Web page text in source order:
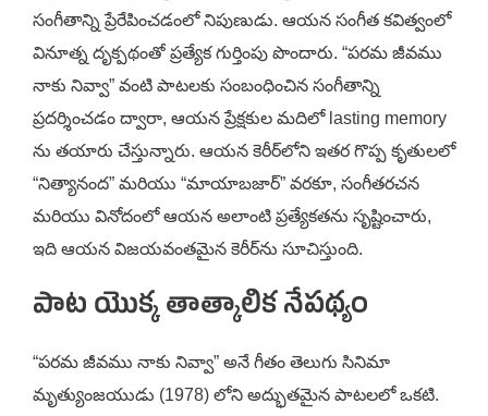
సంగీతాన్ని ప్రేరేపించడంలో నిపుణుడు. ఆయన సంగీత కవిత్వంలో
వినూత్న దృక్పథంతో ప్రత్యేక గుర్తింపు పొందారు. “పరమ జీవము
నాకు నివ్వా” వంటి పాటలకు సంబంధించిన సంగీతాన్ని
ప్రదర్శించడం ద్వారా, ఆయన ప్రేక్షకుల మదిలో lasting memory
ను తయారు చేస్తున్నారు. ఆయన కెరీర్‌లోని ఇతర గొప్ప కృతులలో
“నిత్యానంద” మరియు “మాయాబజార్” వరకూ, సంగీతరచన
మరియు వినోదంలో ఆయన అలాంటి ప్రత్యేకతను సృష్టించారు,
ఇది ఆయన విజయవంతమైన కెరీర్‌ను సూచిస్తుంది.
పాట యొక్క తాత్కాలిక నేపథ్యం
“పరమ జీవము నాకు నివ్వా” అనే గీతం తెలుగు సినిమా
మృత్యుంజయుడు (1978) లోని అద్భుతమైన పాటలలో ఒకటి.